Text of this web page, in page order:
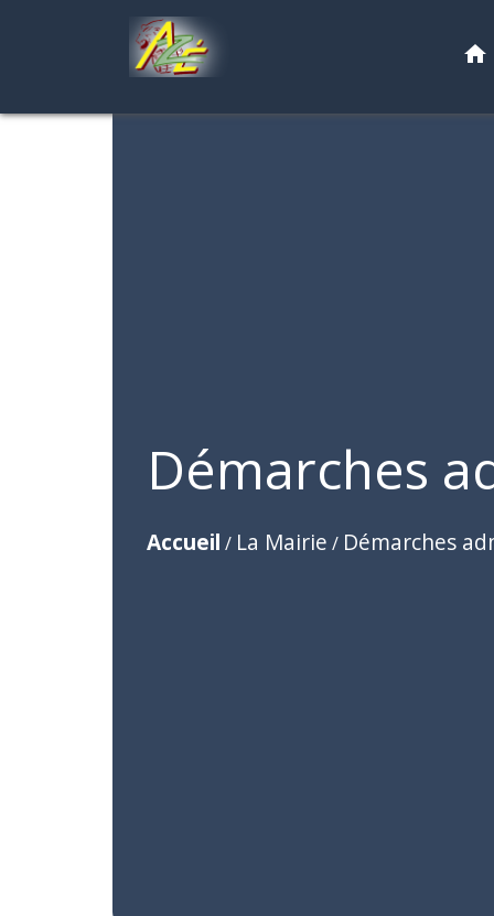
home
Démarches
Accueil / La Mairie / Démarches